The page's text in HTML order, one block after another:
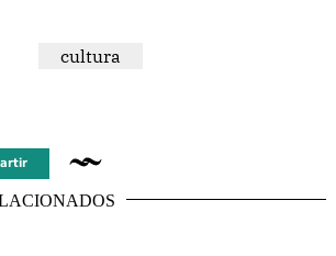
cultura